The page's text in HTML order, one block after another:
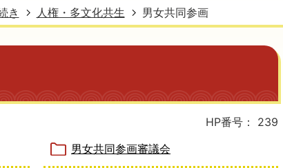
き 人権・多文化共生 男女共同参画
HP番号：
239
男女共同参画審議会